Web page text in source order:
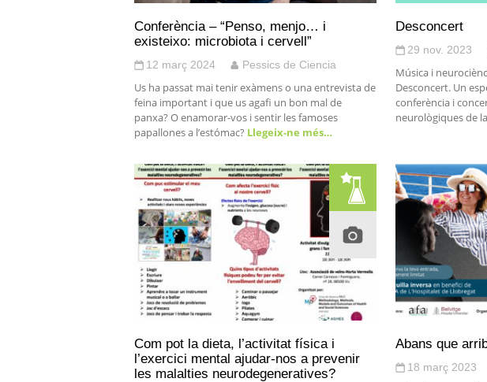
Conferència – “Penso, menjo… i
existeixo: microbiota i cervell”
12 març 2024 Pessics de Ciencia
Us ha passat mai tenir exàmens o una entrevista de
feina important i que us agafi un bon mal de
panxa? O enamorar-vos i sentir les famoses
papallones a l’estómac? Llegeix-ne més…
Desconcert
29 nov. 2023
Música i
Desconcert. Un
conferència i
neurològiques de
Com pot la dieta, l’activitat física i
l’exercici mental ajudar-nos a prevenir
les malalties neurodegeneratives?
Abans que
18 març 2023